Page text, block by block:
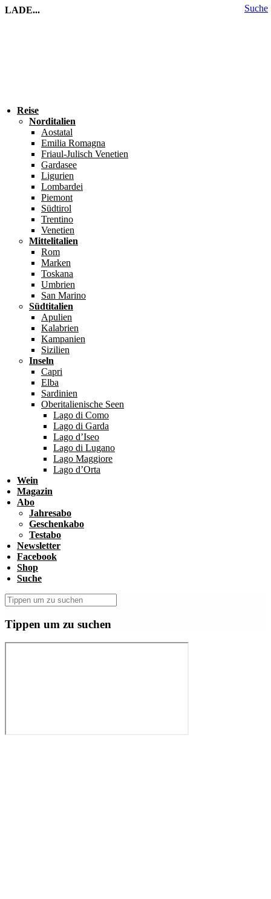
Suche
LADE...
Reise
Norditalien
Aostatal
Emilia Romagna
Friaul-Julisch Venetien
Gardasee
Ligurien
Lombardei
Piemont
Südtirol
Trentino
Venetien
Mittelitalien
Rom
Marken
Toskana
Umbrien
San Marino
Südtitalien
Apulien
Kalabrien
Kampanien
Sizilien
Inseln
Capri
Elba
Sardinien
Oberitalienische Seen
Lago di Como
Lago di Garda
Lago d’Iseo
Lago di Lugano
Lago Maggiore
Lago d’Orta
Wein
Magazin
Abo
Jahresabo
Geschenkabo
Testabo
Newsletter
Facebook
Shop
Suche
Tippen um zu suchen